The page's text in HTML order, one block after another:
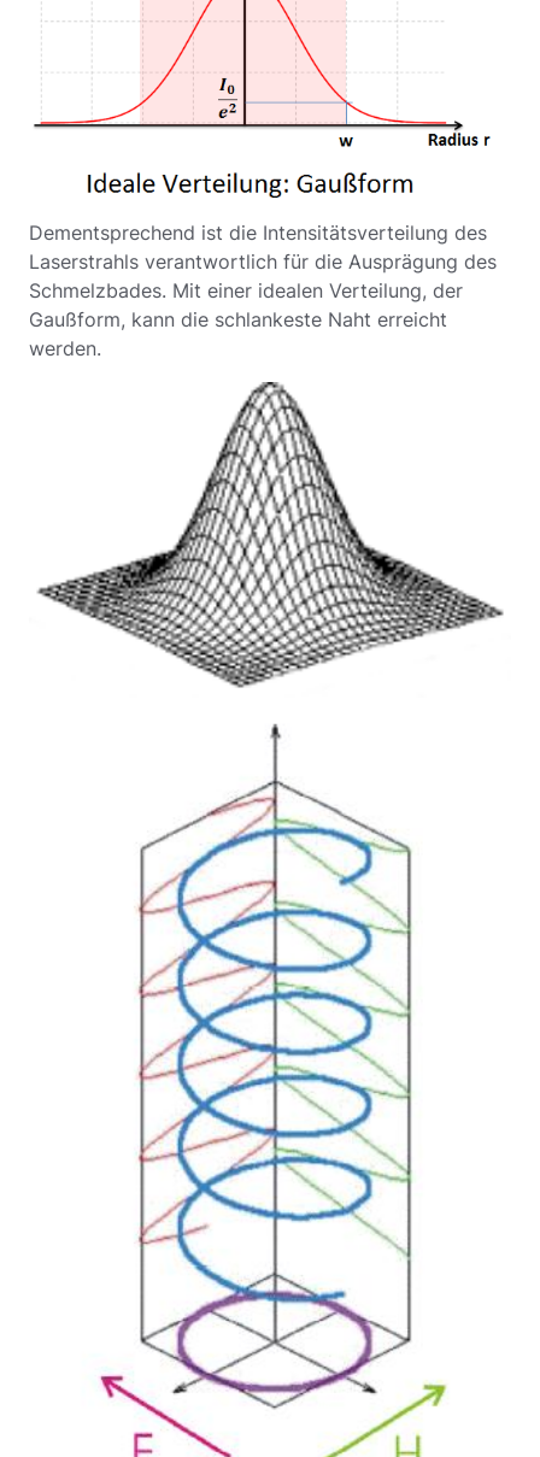
Dementsprechend ist die Intensitätsverteilung des
Laserstrahls verantwortlich für die Ausprägung des
Schmelzbades. Mit einer idealen Verteilung, der
Gaußform, kann die schlankeste Naht erreicht
werden.